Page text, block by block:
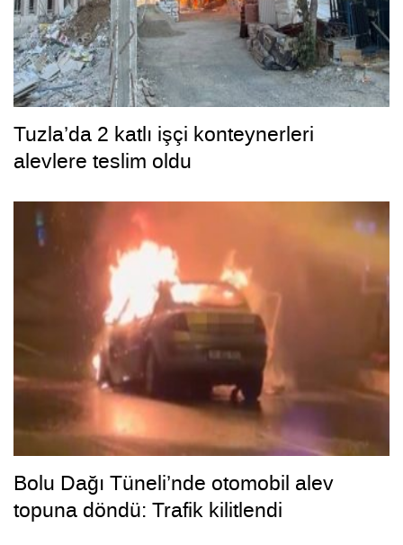
Tuzla’da 2 katlı işçi konteynerleri
alevlere teslim oldu
Bolu Dağı Tüneli’nde otomobil alev
topuna döndü: Trafik kilitlendi